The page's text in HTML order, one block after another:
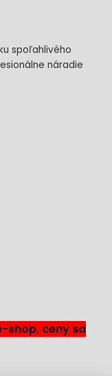
spoľahlivého
náradie
shop, ceny sa